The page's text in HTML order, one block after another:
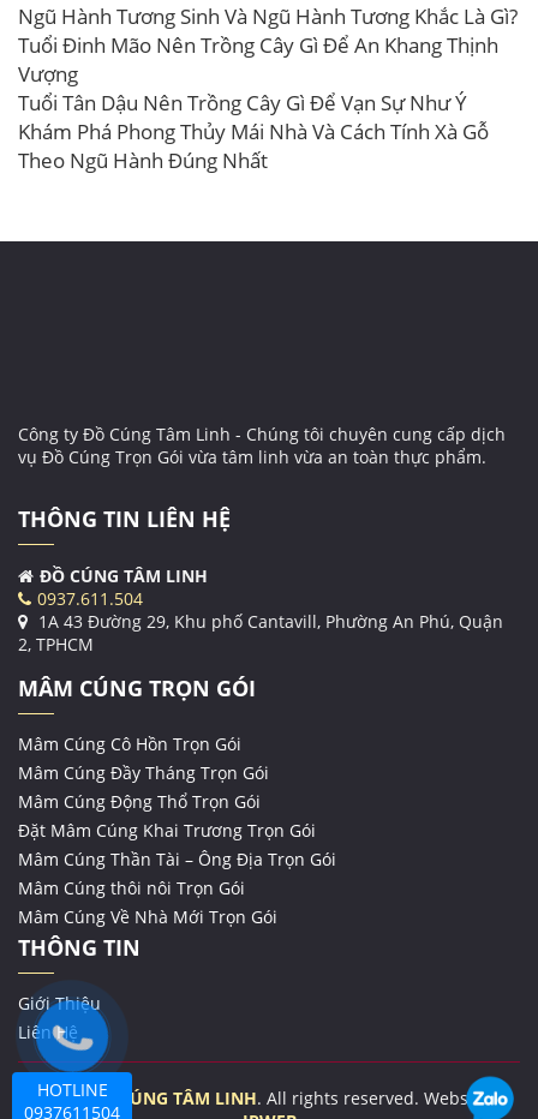
Ngũ Hành Tương Sinh Và Ngũ Hành Tương Khắc Là Gì?
Tuổi Đinh Mão Nên Trồng Cây Gì Để An Khang Thịnh
Vượng
Tuổi Tân Dậu Nên Trồng Cây Gì Để Vạn Sự Như Ý
Khám Phá Phong Thủy Mái Nhà Và Cách Tính Xà Gỗ
Theo Ngũ Hành Đúng Nhất
HOTLINE
0937611504
Công ty Đồ Cúng Tâm Linh - Chúng tôi chuyên cung cấp dịch
vụ Đồ Cúng Trọn Gói vừa tâm linh vừa an toàn thực phẩm.
THÔNG TIN LIÊN HỆ
ĐỒ CÚNG TÂM LINH
0937.611.504
1A 43 Đường 29, Khu phố Cantavill, Phường An Phú, Quận
2, TPHCM
MÂM CÚNG TRỌN GÓI
Mâm Cúng Cô Hồn Trọn Gói
Mâm Cúng Đầy Tháng Trọn Gói
Mâm Cúng Động Thổ Trọn Gói
Đặt Mâm Cúng Khai Trương Trọn Gói
Mâm Cúng Thần Tài – Ông Địa Trọn Gói
Mâm Cúng thôi nôi Trọn Gói
Mâm Cúng Về Nhà Mới Trọn Gói
THÔNG TIN
Giới Thiệu
Liên Hệ
© 2019ĐỒ CÚNG TÂM LINH. All rights reserved. Website by